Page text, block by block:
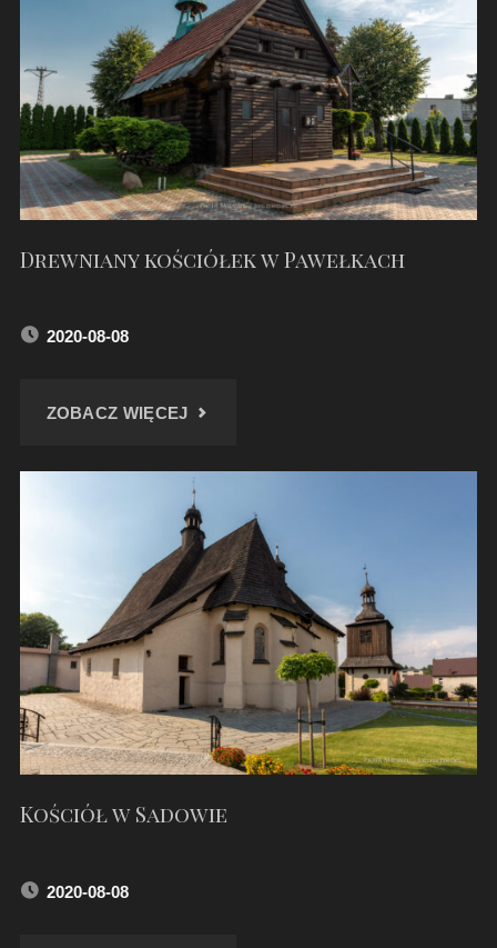
SZCZEPANKU"
Drewniany kościółek w Pawełkach
2020-08-08
ZOBACZ WIĘCEJ"DREWNIANY
W
PAWEŁKACH"
Kościół w Sadowie
2020-08-08